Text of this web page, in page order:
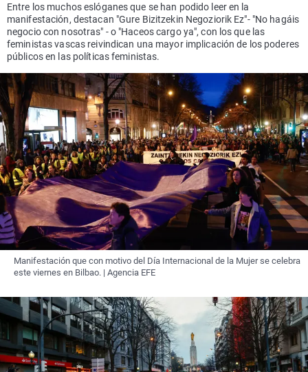
Entre los muchos eslóganes que se han podido leer en la
manifestación, destacan "Gure Bizitzekin Negoziorik Ez"- "No hagáis
negocio con nosotras" - o "Haceos cargo ya", con los que las
feministas vascas reivindican una mayor implicación de los poderes
públicos en las políticas feministas.
Manifestación que con motivo del Día Internacional de la Mujer se celebra
este viernes en Bilbao. | Agencia EFE